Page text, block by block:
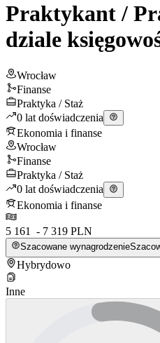
Praktykant /
dziale
Wrocław
Finanse
Praktyka / Staż
0 lat doświadczenia
Ekonomia i finanse
Wrocław
Finanse
Praktyka / Staż
0 lat doświadczenia
Ekonomia i finanse
5 161 - 7 319 PLN
Szacowane wynagrodzenie
Hybrydowo
Inne